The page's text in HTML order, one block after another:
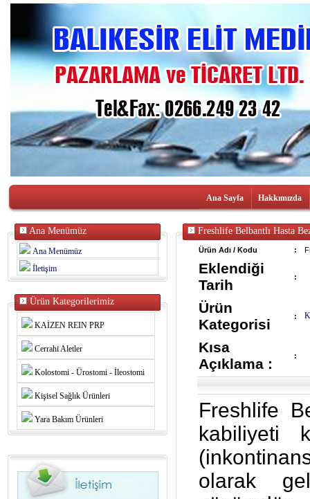
Ana Sayfa Hakkımızda
Ana Menümüz
Ana Menümüz
İletişim
Ürün Kategorilerimiz
KAİZEN REIN PRP
Cerrahi Aletler
Kolostomi - Ürostomi - İleostomi
Kişisel Sağlık Ürünleri
Yara Bakım Ürünleri
Freshlife Belbantlı Hasta
Ürün Adı / Kodu :
Eklendiği
Tarih
:
Ürün
Kategorisi
:
Kısa
Açıklama :
:
Freshlife
kabiliyeti
olarak